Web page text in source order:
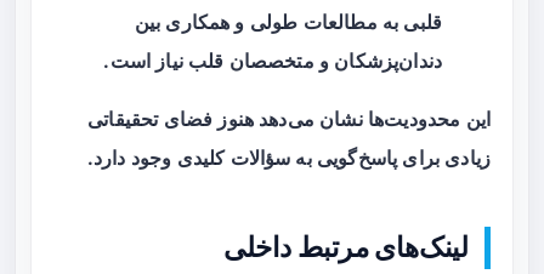
قلبی به مطالعات طولی و همکاری بین
دندان‌پزشکان و متخصصان قلب نیاز است.
این محدودیت‌ها نشان می‌دهد هنوز فضای تحقیقاتی
زیادی برای پاسخ‌گویی به سؤالات کلیدی وجود دارد.
لینک‌های مرتبط داخلی